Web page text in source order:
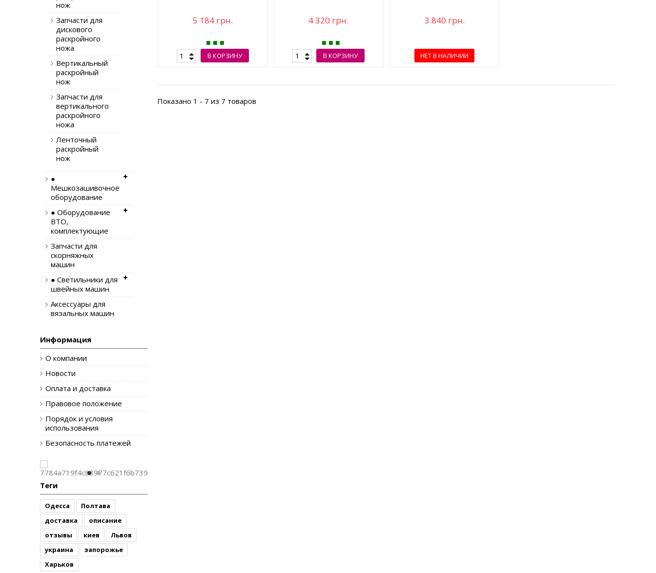
5 184 грн.
В КОРЗИНУ
4 320 грн.
В КОРЗИНУ
3 840 грн.
НЕТ В НАЛИЧИИ
Показано 1 - 7 из 7 товаров
нож
Запчасти для
дискового
раскройного
ножа
Вертикальный
раскройный
нож
Запчасти для
вертикального
раскройного
ножа
Ленточный
раскройный
нож
●
Мешкозашивочное
оборудование
● Оборудование
ВТО,
комплектующие
Запчасти для
скорняжных
машин
● Светильники для
швейных машин
Аксессуары для
вязальных машин
Информация
О компании
Новости
Оплата и доставка
Правовое положение
Порядок и условия
использования
Безопасность платежей
Теги
Одесса
Полтава
доставка
описание
отзывы
киев
Львов
украина
запорожье
Харьков